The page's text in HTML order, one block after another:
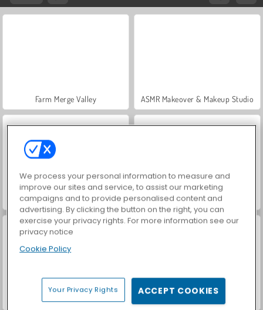
Farm Merge Valley ASMR Makeover & Makeup Studio
VegaMix Da Vinci Puzzles Hidden Object: Street of Secrets
World War 2 Shooter
We process your personal information to measure and
improve our sites and service, to assist our marketing
campaigns and to provide personalised content and
advertising. By clicking the button on the right, you can
exercise your privacy rights. For more information see our
privacy notice
Cookie Policy
Your Privacy Rights ACCEPT COOKIES